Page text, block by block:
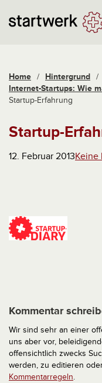
Home / Hintergrund /
Internet-Startups: Wie
Startup-Erfahrung
Startup-
12. Februar 2013Keine
Kommentar
Wir sind sehr an einer
uns aber vor,
offensichtlich zwecks
werden, zu editieren
Kommentarregeln.